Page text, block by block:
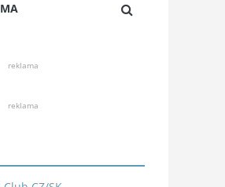
reklama
reklama